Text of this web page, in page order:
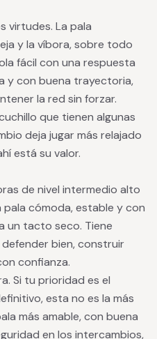
virtudes. La pala
y la víbora, sobre todo
fácil con una respuesta
y con buena trayectoria,
la red sin forzar.
que tienen algunas
deja jugar más relajado
está su valor.
de nivel intermedio alto
cómoda, estable y con
un tacto seco. Tiene
bien, construir
confianza.
Si tu prioridad es el
esta no es la más
más amable, con buena
en los intercambios,